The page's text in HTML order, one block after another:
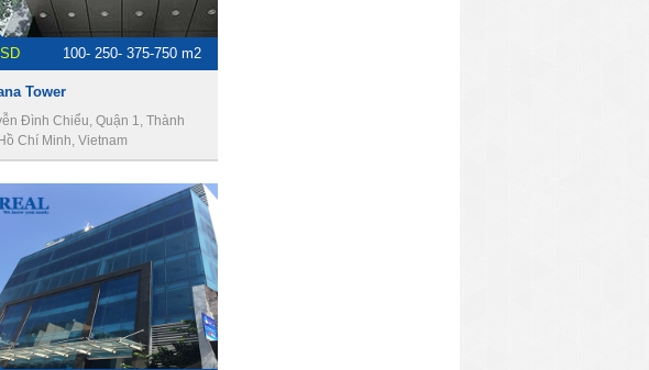
100- 250- 375-750 m2
Tower
Đình Chiểu, Quận 1, Thành
Chí Minh, Vietnam